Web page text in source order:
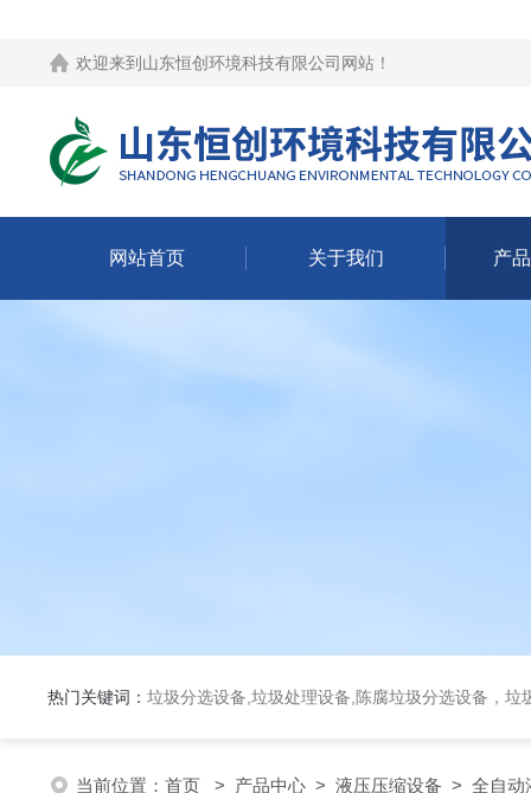
欢迎来到 山东恒创环境科技有限公司网站 ！
网站首页 关于我们 产
热门关键词： 垃圾分选设备,垃圾处理设备,陈腐垃圾分选设备，垃
当前位置： 首页 > 产品中心 > 液压压缩设备 > 全自动